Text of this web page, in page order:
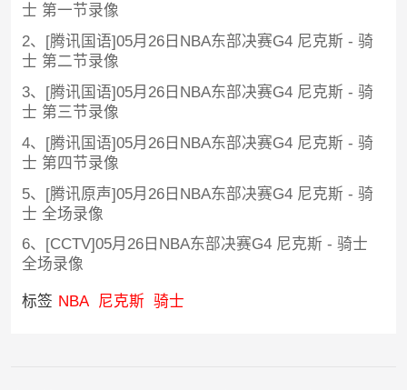
士 第一节录像
2、[腾讯国语]05月26日NBA东部决赛G4 尼克斯 - 骑
士 第二节录像
3、[腾讯国语]05月26日NBA东部决赛G4 尼克斯 - 骑
士 第三节录像
4、[腾讯国语]05月26日NBA东部决赛G4 尼克斯 - 骑
士 第四节录像
5、[腾讯原声]05月26日NBA东部决赛G4 尼克斯 - 骑
士 全场录像
6、[CCTV]05月26日NBA东部决赛G4 尼克斯 - 骑士
全场录像
标签 NBA 尼克斯 骑士